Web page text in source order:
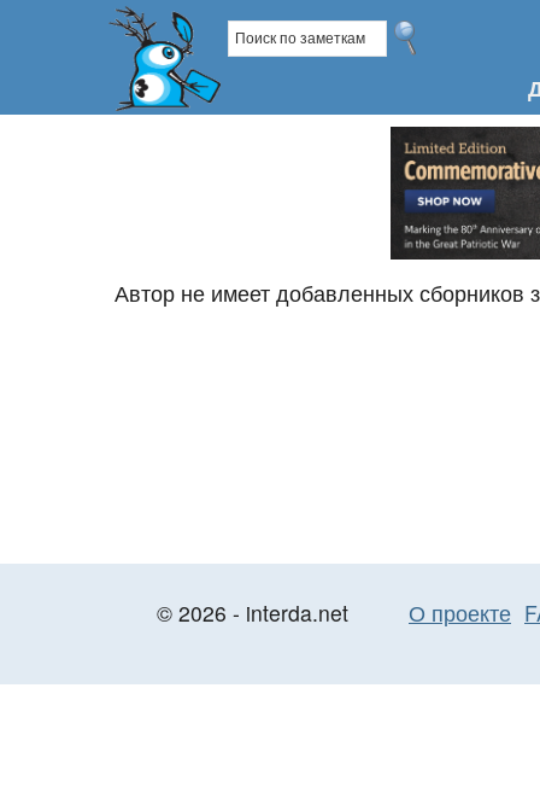
Автор не имеет добавленных сборников
© 2026 - interda.net О проекте